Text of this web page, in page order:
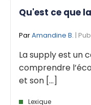
Qu'est ce que
ParAmandine B. |
La supply est un
comprendre
et son [...]
Lexique